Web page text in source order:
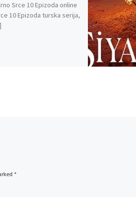
Srce 10 Epizoda online
10 Epizoda turska serija,
*